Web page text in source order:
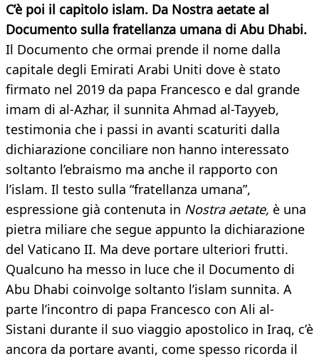
C’è poi il capitolo islam. Da Nostra aetate al
Documento sulla fratellanza umana di Abu Dhabi.
Il Documento che ormai prende il nome dalla
capitale degli Emirati Arabi Uniti dove è stato
firmato nel 2019 da papa Francesco e dal grande
imam di al-Azhar, il sunnita Ahmad al-Tayyeb,
testimonia che i passi in avanti scaturiti dalla
dichiarazione conciliare non hanno interessato
soltanto l’ebraismo ma anche il rapporto con
l’islam. Il testo sulla “fratellanza umana”,
espressione già contenuta in Nostra aetate, è una
pietra miliare che segue appunto la dichiarazione
del Vaticano II. Ma deve portare ulteriori frutti.
Qualcuno ha messo in luce che il Documento di
Abu Dhabi coinvolge soltanto l’islam sunnita. A
parte l’incontro di papa Francesco con Ali al-
Sistani durante il suo viaggio apostolico in Iraq, c’è
ancora da portare avanti, come spesso ricorda il